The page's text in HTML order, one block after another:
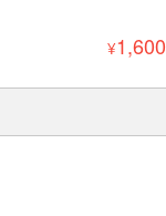
¥1,600